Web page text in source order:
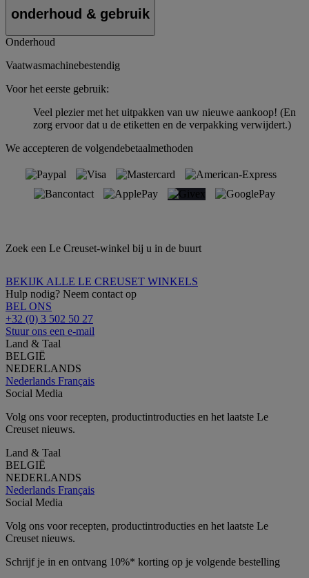
onderhoud & gebruik
Onderhoud
Vaatwasmachinebestendig
Voor het eerste gebruik:
Veel plezier met het uitpakken van uw nieuwe aankoop! (En
zorg ervoor dat u de etiketten en de verpakking verwijdert.)
We accepteren de volgendebetaalmethoden
Zoek een Le Creuset-winkel bij u in de buurt
BEKIJK ALLE LE CREUSET WINKELS
Hulp nodig? Neem contact op
BEL ONS
+32 (0) 3 502 50 27
Stuur ons een e-mail
Land & Taal
BELGIË
NEDERLANDS
Nederlands Français
Social Media
Volg ons voor recepten, productintroducties en het laatste Le
Creuset nieuws.
Land & Taal
BELGIË
NEDERLANDS
Nederlands Français
Social Media
Volg ons voor recepten, productintroducties en het laatste Le
Creuset nieuws.
Schrijf je in en ontvang 10%* korting op je volgende bestelling